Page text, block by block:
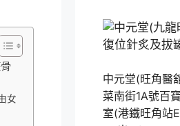
女
中元堂(旺角醫
菜南街1A號百
室(港鐵旺角站